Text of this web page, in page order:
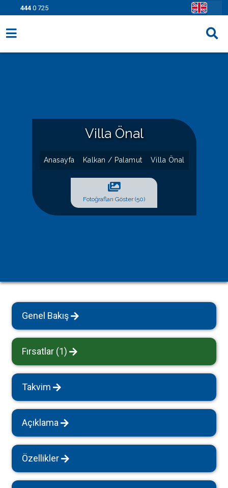
444 0 725
Villa Önal
Anasayfa Kalkan / Palamut Villa Önal
Fotoğrafları Göster (50)
Genel Bakış
Fırsatlar (1)
Takvim
Açıklama
Özellikler